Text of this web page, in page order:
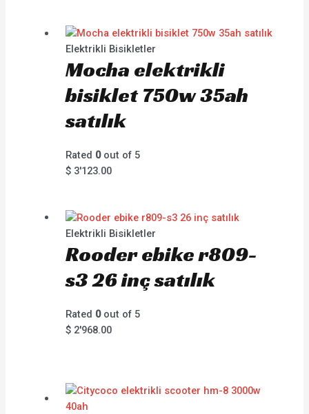
Elektrikli Bisikletler
Mocha elektrikli
bisiklet 750w 35ah
satılık
Rated 0out of 5
$ 3'123.00
Elektrikli Bisikletler
Rooder ebike r809-
s3 26 inç satılık
Rated 0out of 5
$ 2'968.00